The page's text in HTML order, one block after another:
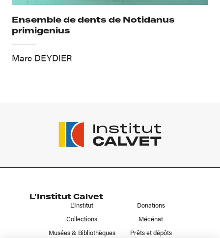
Ensemble de dents de Notidanus
primigenius
Marc DEYDIER
L'Institut Calvet
L'Institut
Collections
Musées & Bibliothèques
Donations
Mécénat
Prêts et dépôts